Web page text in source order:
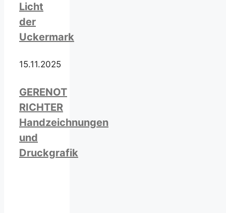
Licht
der
Uckermark
15.11.2025
GERENOT
RICHTER
Handzeichnungen
und
Druckgrafik